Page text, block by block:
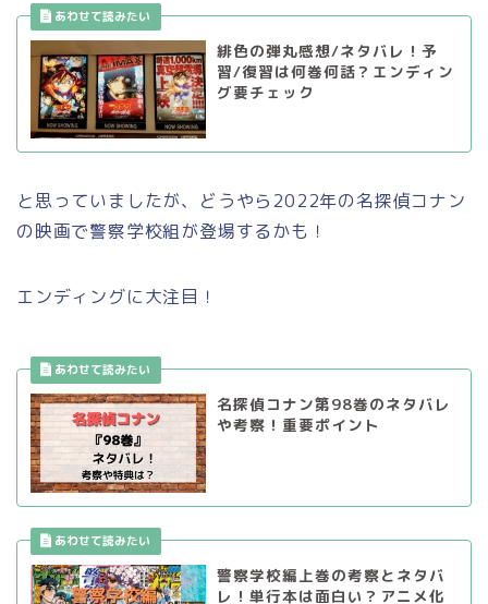
緋色の弾丸感想/ネタバレ！予
習/復習は何巻何話？エンディン
グ要チェック
と思っていましたが、どうやら2022年の名探偵コナン
の映画で警察学校組が登場するかも！
エンディングに大注目！
名探偵コナン第98巻のネタバレ
や考察！重要ポイント
警察学校編上巻の考察とネタバ
レ！単行本は面白い？アニメ化